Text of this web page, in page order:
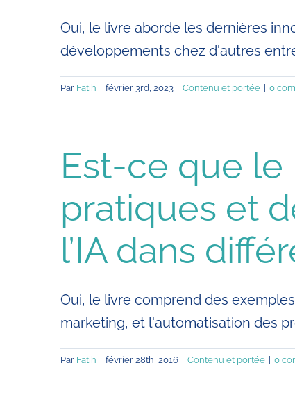
Oui, le livre aborde les dernières
développements chez d'autres
Par Fatih | février 3rd, 2023 | Contenu et portée | 0
Est-ce que
pratiques et
l’IA dans
Oui, le livre comprend des
marketing, et l'automatisation des
Par Fatih | février 28th, 2016 | Contenu et portée | 0